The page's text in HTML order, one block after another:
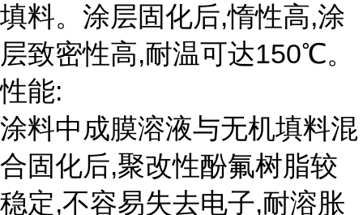
填料。涂层固化后,惰性高,涂
层致密性高,耐温可达150℃。
性能:
涂料中成膜溶液与无机填料混
合固化后,聚改性酚氟树脂较
稳定,不容易失去电子,耐溶胀